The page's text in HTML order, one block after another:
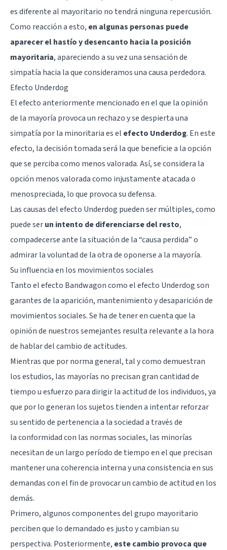
es diferente al mayoritario no tendrá ninguna repercusión.
Como reacción a esto, en algunas personas puede
aparecer el hastío y desencanto hacia la posición
mayoritaria, apareciendo a su vez una sensación de
simpatía hacia la que consideramos una causa perdedora.
Efecto Underdog
El efecto anteriormente mencionado en el que la opinión
de la mayoría provoca un rechazo y se despierta una
simpatía por la minoritaria es el efecto Underdog. En este
efecto, la decisión tomada será la que beneficie a la opción
que se perciba como menos valorada. Así, se considera la
opción menos valorada como injustamente atacada o
menospreciada, lo que provoca su defensa.
Las causas del efecto Underdog pueden ser múltiples, como
puede serun intento de diferenciarse del resto,
compadecerse ante la situación de la “causa perdida” o
admirar la voluntad de la otra de oponerse a la mayoría.
Su influencia en los movimientos sociales
Tanto el efecto Bandwagon como el efecto Underdog son
garantes de la aparición, mantenimiento y desaparición de
movimientos sociales. Se ha de tener en cuenta que la
opinión de nuestros semejantes resulta relevante a la hora
de hablar del cambio de actitudes.
Mientras que por norma general, tal y como demuestran
los estudios, las mayorías no precisan gran cantidad de
tiempo u esfuerzo para dirigir la actitud de los individuos, ya
que por lo generan los sujetos tienden a intentar reforzar
su sentido de pertenencia a la sociedad a través de
laconformidad con las normas sociales, las minorías
necesitan de un largo período de tiempo en el que precisan
mantener una coherencia interna y una consistencia en sus
demandas con el fin de provocar un cambio de actitud en los
demás.
Primero, algunos componentes del grupo mayoritario
perciben que lo demandado es justo y cambian su
perspectiva. Posteriormente, este cambio provoca que